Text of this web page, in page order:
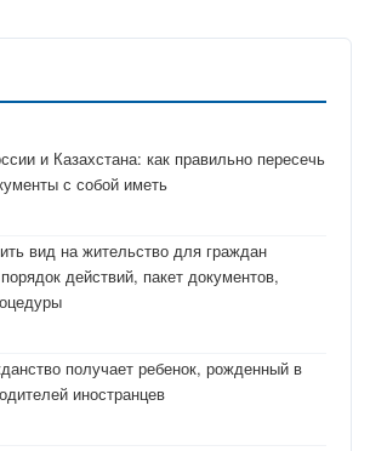
и Казахстана: как правильно пересечь
с собой иметь
вид на жительство для граждан
действий, пакет документов,
получает ребенок, рожденный в
иностранцев